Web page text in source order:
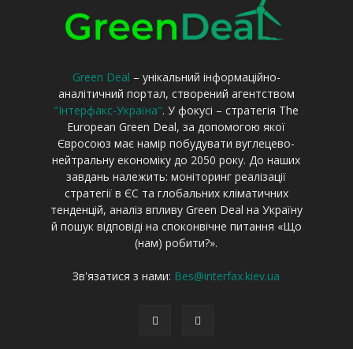
Green Deal – унікальний інформаційно-
аналітичний портал, створений агентством
"Інтерфакс-Україна". У фокусі – стратегія The
European Green Deal, за допомогою якої
Євросоюз має намір побудувати вуглецево-
нейтральну економіку до 2050 року. До наших
завдань належить: моніторинг реалізації
стратегії в ЄС та глобальних кліматичних
тенденцій, аналіз впливу Green Deal на Україну
й пошук відповіді на споконвічне питання «Що
(нам) робити?».
Зв'язатися з нами: Bes@interfax.kiev.ua